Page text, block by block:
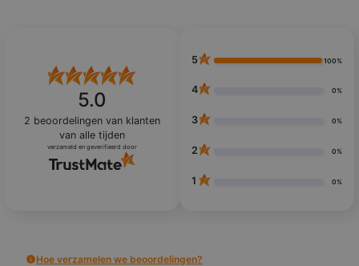
5.0
2 beoordelingen van klanten
van alle tijden
verzameld en geverifieerd door
5 100%
4 0%
3 0%
2 0%
1 0%
Hoe verzamelen we beoordelingen?